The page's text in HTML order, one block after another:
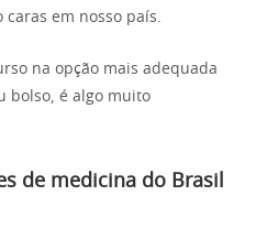
em nosso país.
na opção mais adequada
bolso, é algo muito
de medicina do Brasil